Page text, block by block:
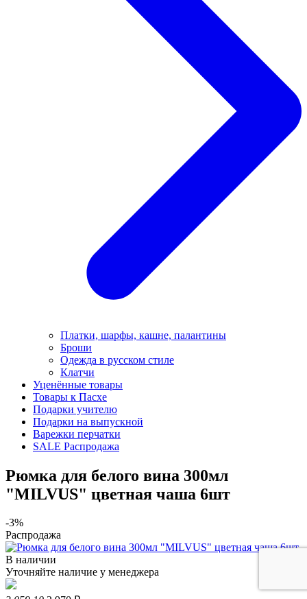
Платки, шарфы, кашне, палантины
Броши
Одежда в русском стиле
Клатчи
Уценённые товары
Товары к Пасхе
Подарки учителю
Подарки на выпускной
Варежки перчатки
SALE Распродажа
Рюмка для белого вина 300мл
"MILVUS" цветная чаша 6шт
-3%
Распродажа
В наличии
Уточняйте наличие у менеджера